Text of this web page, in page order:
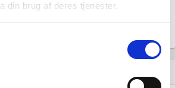
din brug af deres tjenester.